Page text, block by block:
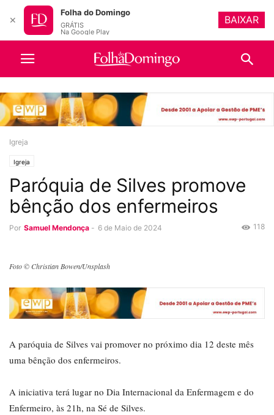
Igreja
Igreja
Paróquia de Silves promove
bênção dos enfermeiros
Por Samuel Mendonça - 6 de Maio de 2024 118
Foto © Christian Bowen/Unsplash
A paróquia de Silves vai promover no próximo dia 12 deste mês
uma bênção dos enfermeiros.
A iniciativa terá lugar no Dia Internacional da Enfermagem e do
Enfermeiro, às 21h, na Sé de Silves.
✕
Folha do Domingo
GRÁTIS
Na Google Play
BAIXAR